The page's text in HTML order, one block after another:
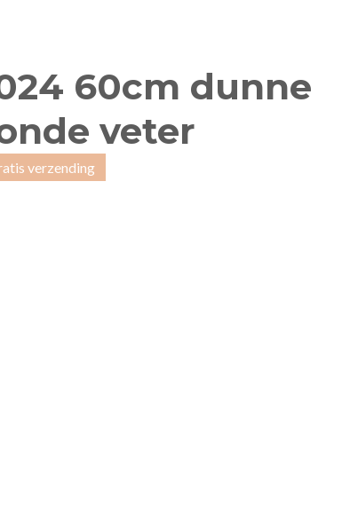
60cm dunne
veter
verzending